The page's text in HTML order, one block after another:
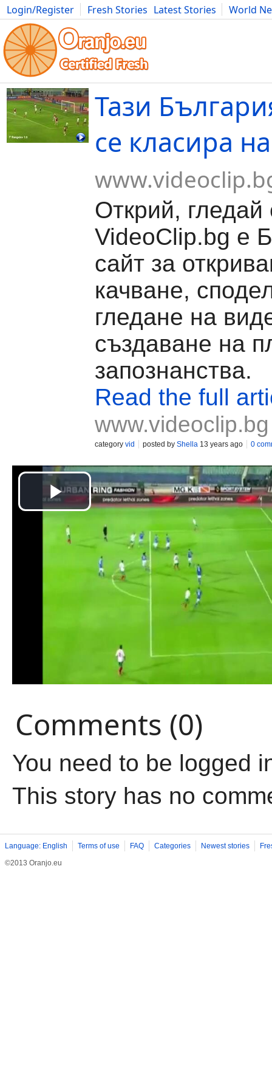
Login/Register Fresh Stories Latest Stories
World
Movies Anime Music Art Cars Advice Science
Тази
се класира
Открий, гледай
VideoClip.bg е
сайт за
качване,
гледане на
създаване на
запознанства.
Read the full
www.videoclip.bg
category vid posted by Shella 13 years ago 0
Comments (0)
You need to be logged
This story has no
Language: English Terms of use FAQ Categories Newest stories
©2013 Oranjo.eu